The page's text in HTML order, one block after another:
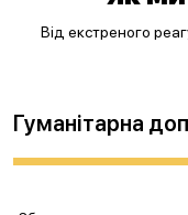
Від екстреного
Гуманітарна